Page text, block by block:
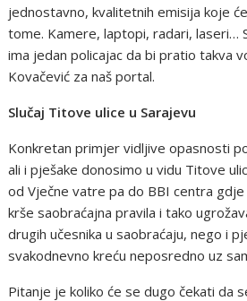
jednostavno, kvalitetnih emisija koje
tome. Kamere, laptopi, radari, laseri…
ima jedan policajac da bi pratio takva
Kovačević za naš portal.
Slučaj Titove ulice u Sarajevu
Konkretan primjer vidljive opasnosti
ali i pješake donosimo u vidu Titove
od Vječne vatre pa do BBI centra
krše saobraćajna pravila i tako
drugih učesnika u saobraćaju, nego i
svakodnevno kreću neposredno uz
Pitanje je koliko će se dugo čekati da